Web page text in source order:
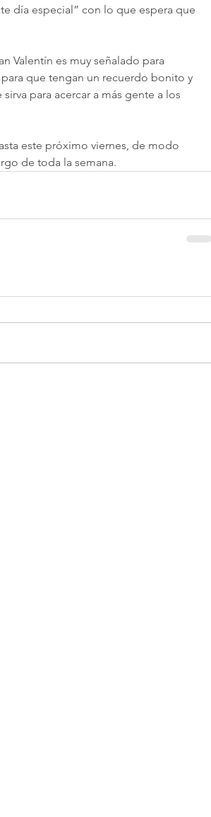
día especial” con lo que espera que
Valentín es muy señalado para
que tengan un recuerdo bonito y
para acercar a más gente a los
este próximo viernes, de modo
de toda la semana.